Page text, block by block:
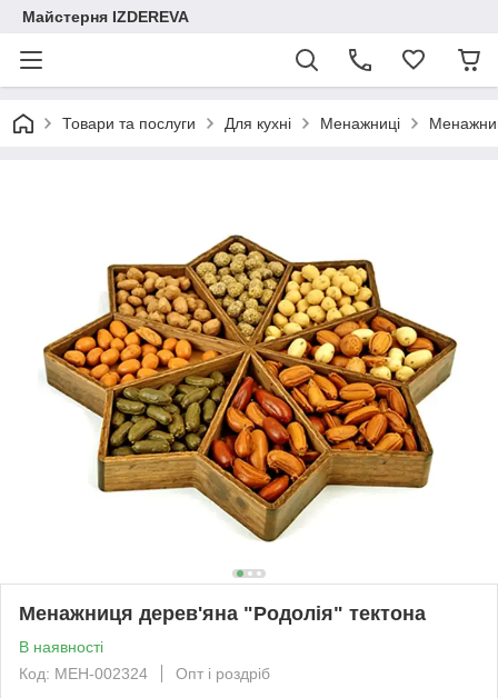
Майстерня IZDEREVA
Товари та послуги Для кухні Менажниці
Менажниця дерев'яна "Родолія" тектона
В наявності
Код: МЕН-002324
Опт і роздріб